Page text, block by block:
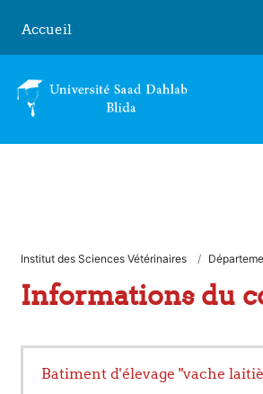
Accueil
Institut des Sciences Vétérinaires
Informations du
Batiment d'élevage "vache